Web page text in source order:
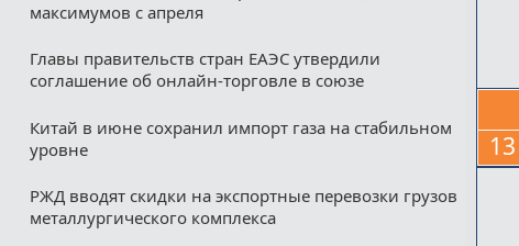
максимумов с апреля
Главы правительств стран ЕАЭС утвердили
соглашение об онлайн-торговле в союзе
Китай в июне сохранил импорт газа на стабильном
уровне
РЖД вводят скидки на экспортные перевозки грузов
металлургического комплекса
13